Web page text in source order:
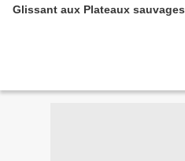
Glissant aux Plateaux sauvages